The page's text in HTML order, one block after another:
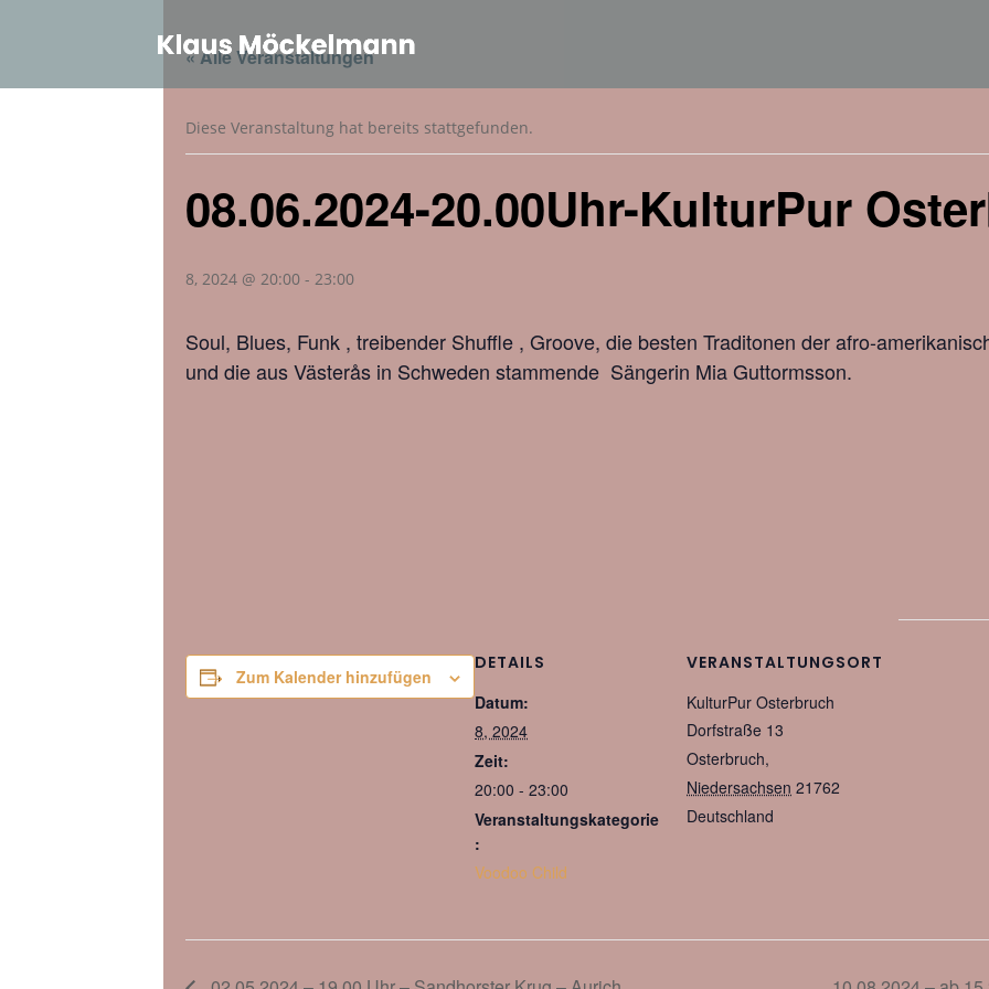
« Alle Veranstaltungen
Diese Veranstaltung hat bereits stattgefunden.
08.06.2024-20.00Uhr-KulturPur
8, 2024 @ 20:00 - 23:00
Soul, Blues, Funk , treibender Shuffle , Groove, die besten Traditonen der afro-
und die aus Västerås in Schweden stammende Sängerin Mia Guttormsson.
Zum Kalender hinzufügen
DETAILS
Datum:
8, 2024
Zeit:
20:00 - 23:00
Veranstaltungskategorie
:
Voodoo Child
VERANSTALTUNGSORT
KulturPur Osterbruch
Dorfstraße 13
Osterbruch,
Niedersachsen 21762
Deutschland